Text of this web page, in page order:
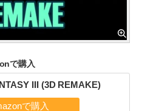
で購入
III (3D REMAKE)